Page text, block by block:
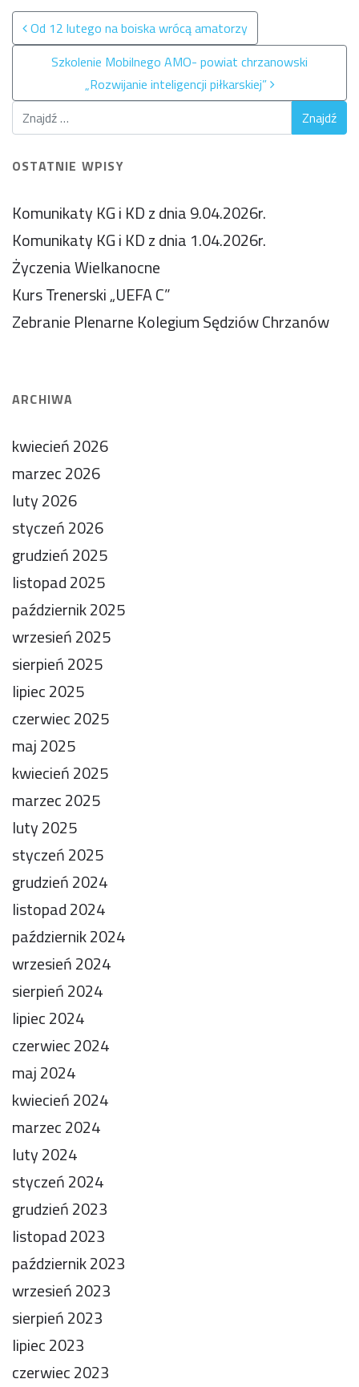
Nawigacja po wpisach
Od 12 lutego na boiska wrócą amatorzy
Szkolenie Mobilnego AMO- powiat chrzanowski
„Rozwijanie inteligencji piłkarskiej”
OSTATNIE WPISY
Komunikaty KG i KD z dnia 9.04.2026r.
Komunikaty KG i KD z dnia 1.04.2026r.
Życzenia Wielkanocne
Kurs Trenerski „UEFA C”
Zebranie Plenarne Kolegium Sędziów Chrzanów
ARCHIWA
kwiecień 2026
marzec 2026
luty 2026
styczeń 2026
grudzień 2025
listopad 2025
październik 2025
wrzesień 2025
sierpień 2025
lipiec 2025
czerwiec 2025
maj 2025
kwiecień 2025
marzec 2025
luty 2025
styczeń 2025
grudzień 2024
listopad 2024
październik 2024
wrzesień 2024
sierpień 2024
lipiec 2024
czerwiec 2024
maj 2024
kwiecień 2024
marzec 2024
luty 2024
styczeń 2024
grudzień 2023
listopad 2023
październik 2023
wrzesień 2023
sierpień 2023
lipiec 2023
czerwiec 2023